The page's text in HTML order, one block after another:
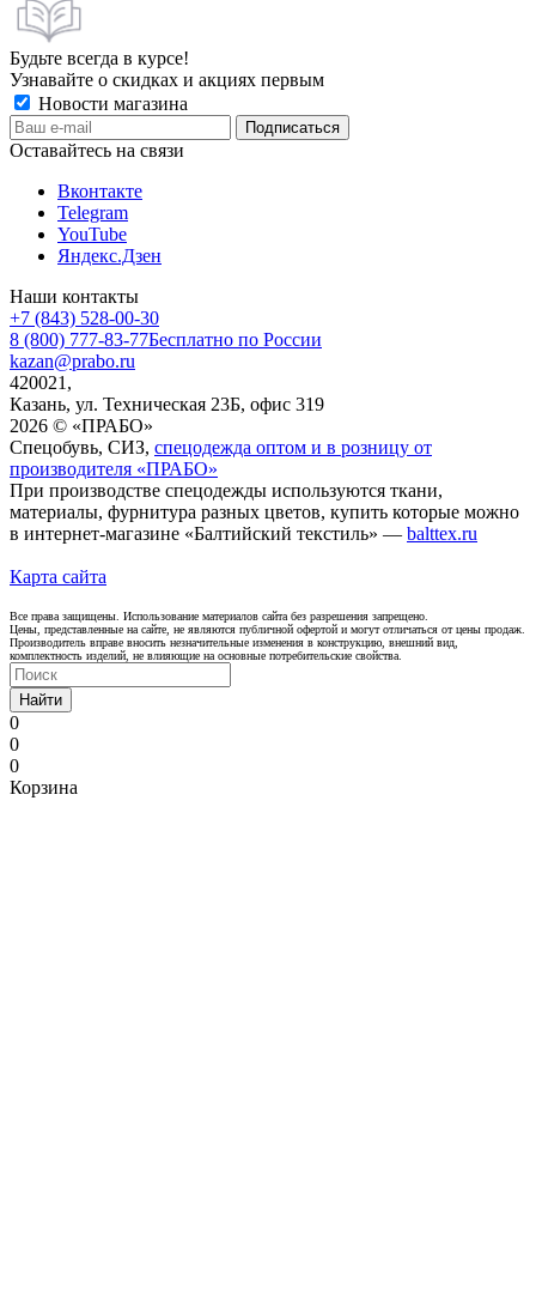
Будьте всегда в курсе!
Узнавайте о скидках и акциях первым
Новости магазина
Оставайтесь на связи
Вконтакте
Telegram
YouTube
Яндекс.Дзен
Наши контакты
+7 (843) 528-00-30
8 (800) 777-83-77Бесплатно по России
kazan@prabo.ru
420021,
Казань, ул. Техническая 23Б, офис 319
2026 © «ПРАБО»
Спецобувь, СИЗ, спецодежда оптом и в розницу от
производителя «ПРАБО»
При производстве спецодежды используются ткани,
материалы, фурнитура разных цветов, купить которые можно
в интернет-магазине «Балтийский текстиль» — balttex.ru
Карта сайта
Все права защищены. Использование материалов сайта без разрешения запрещено.
Цены, представленные на сайте, не являются публичной офертой и могут отличаться от цены продаж.
Производитель вправе вносить незначительные изменения в конструкцию, внешний вид,
комплектность изделий, не влияющие на основные потребительские свойства.
Найти
0
0
0
Корзина